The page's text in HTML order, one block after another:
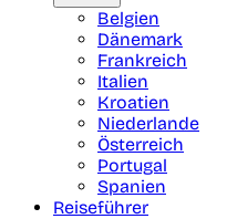
Belgien
Dänemark
Frankreich
Italien
Kroatien
Niederlande
Österreich
Portugal
Spanien
Reiseführer